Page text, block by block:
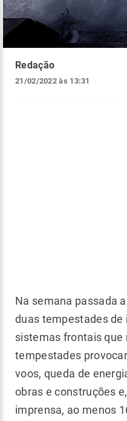
Redação
21/02/2022 às 13:31
Na semana passada
duas tempestades de
sistemas frontais que
tempestades
voos, queda de
obras e construções
imprensa, ao menos